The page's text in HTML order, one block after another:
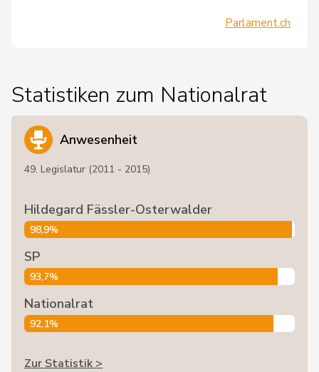
Parlament.ch
Statistiken zum Nationalrat
Anwesenheit
49. Legislatur (2011 - 2015)
Hildegard Fässler-Osterwalder
98,9%
SP
93,7%
Nationalrat
92,1%
Zur Statistik >